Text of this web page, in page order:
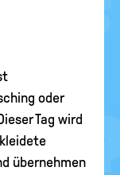
oder
Tag wird
übernehmen